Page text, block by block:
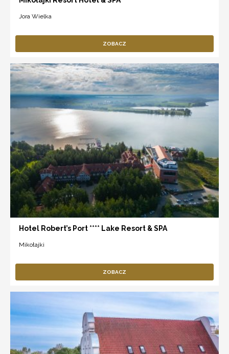
Jora Wielka
ZOBACZ
Hotel Robert’s Port **** Lake Resort & SPA
Mikołajki
ZOBACZ